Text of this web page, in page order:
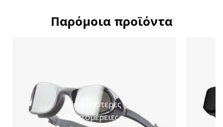
Παρόμοια προϊόντα
Περισσότερες
λεπτομέρειες